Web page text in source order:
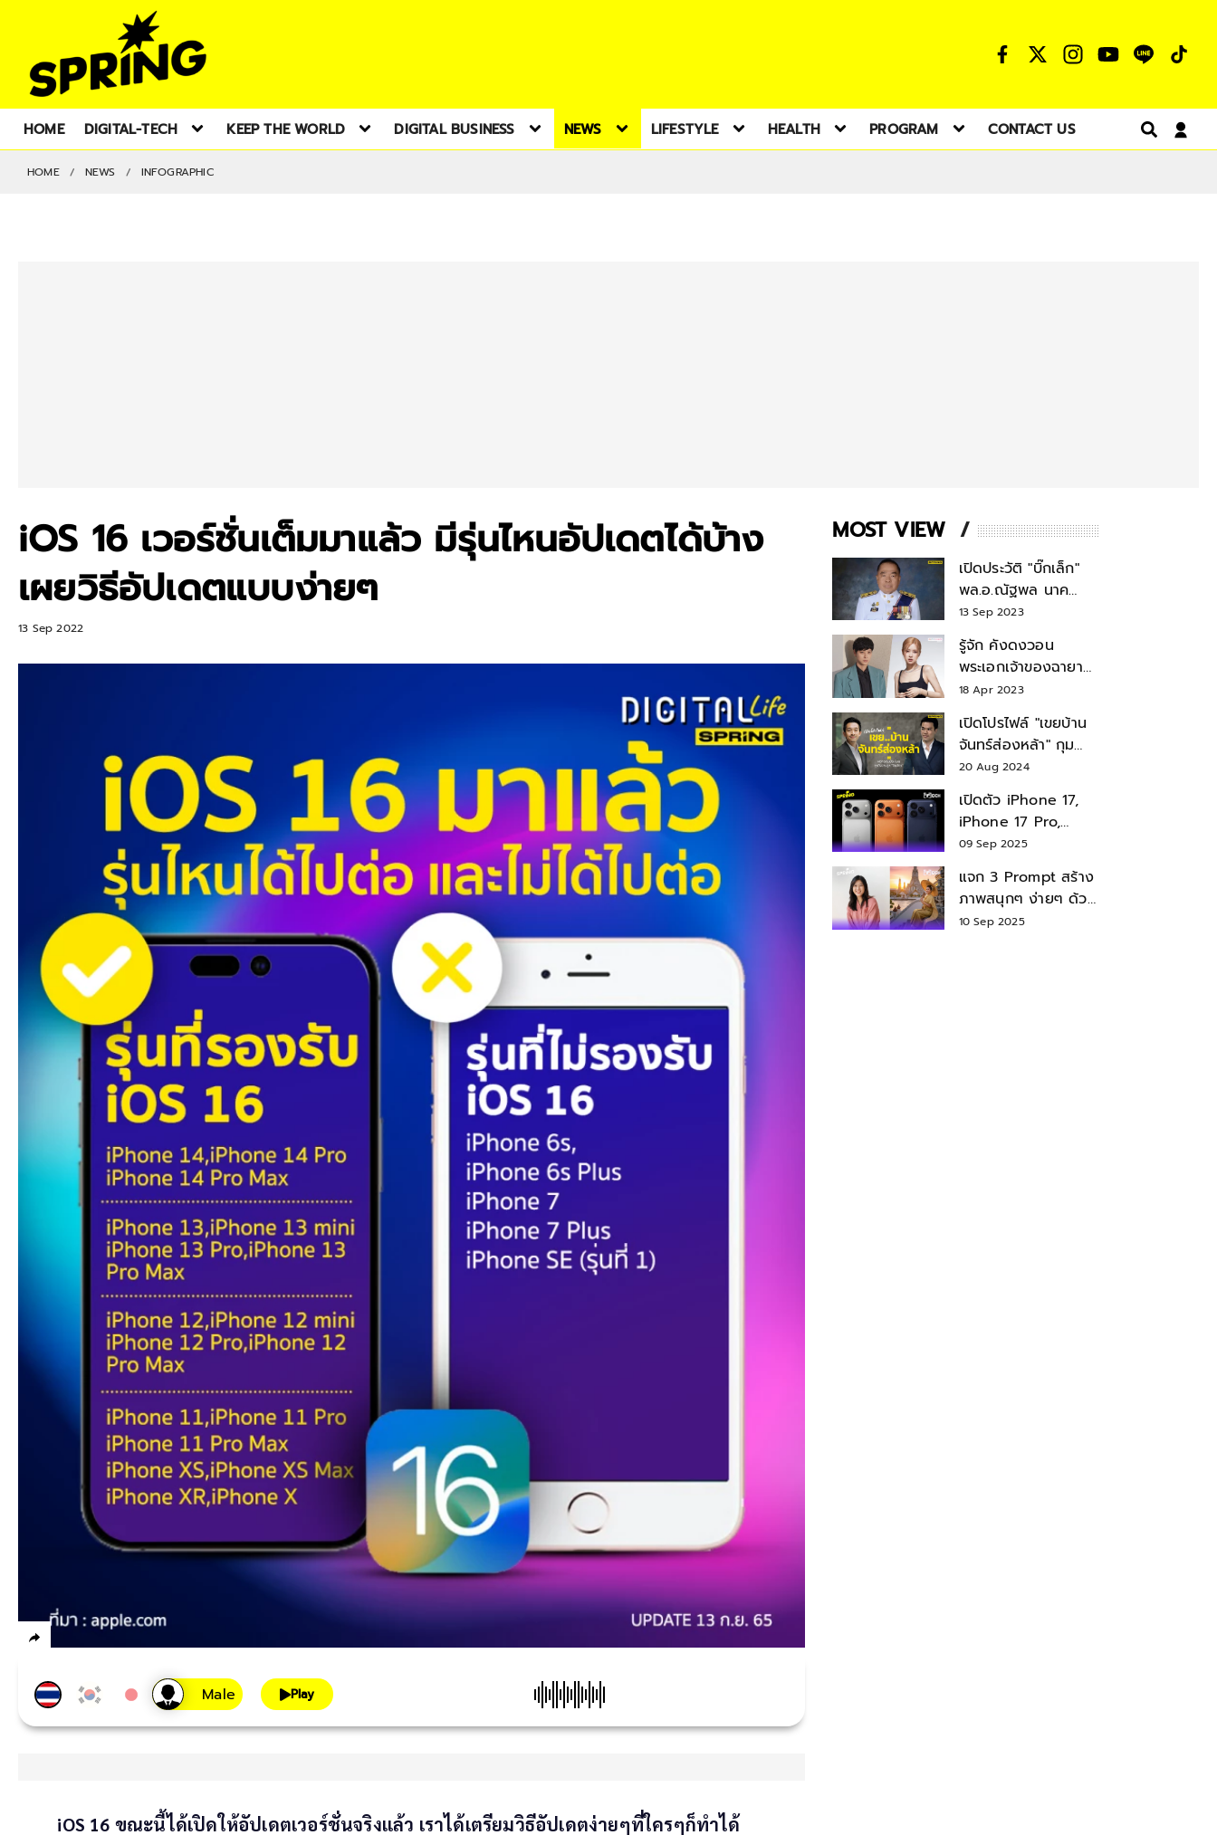
HOME DIGITAL-TECH KEEP THE WORLD DIGITAL BUSINESS NEWS LIFESTYLE HEALTH PROGRAM CONTACT US
HOME NEWS INFOGRAPHIC
iOS 16 เวอร์ชั่นเต็มมาแล้ว มีรุ่นไหนอัปเดตได้บ้าง
เผยวิธีอัปเดตแบบง่ายๆ
13 Sep 2022
Play
iOS 16 ขณะนี้ได้เปิดให้อัปเดตเวอร์ชั่นจริงแล้ว เราได้เตรียมวิธีอัปเดตง่ายๆที่ใครๆก็ทำได้
MOST VIEW
เปิดประวัติ "บิ๊กเล็ก"
พล.อ.ณัฐพล นาค
พาณิชย์ จากเลขาฯ
สมช.-เลขาฯ
รมว.กลาโหม
13 Sep 2023
รู้จัก คังดงวอน
พระเอกเจ้าของฉายา
สมบัติแห่งชาติ หลังมี
18 Apr 2023
เปิดโปรไฟล์ "เขยบ้าน
จันทร์ส่องหล้า" กุม
บังเหียนธุรกิจตระกูล
"ชินวัตร"
20 Aug 2024
เปิดตัว iPhone 17,
iPhone 17 Pro,
iPhone 17 Air สเปค
09 Sep 2025
แจก 3 Prompt สร้าง
ภาพสนุกๆ ง่ายๆ ด้วย
Nano Banana ใน
10 Sep 2025